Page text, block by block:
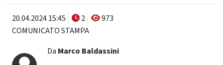
20.04.2024 15:45 2
973
COMUNICATO STAMPA
Da Marco Baldassini